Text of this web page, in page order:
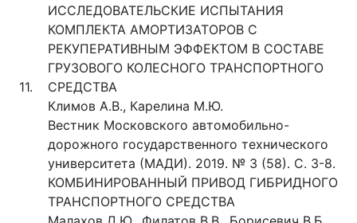
11.
ИССЛЕДОВАТЕЛЬСКИЕ ИСПЫТАНИЯ
КОМПЛЕКТА АМОРТИЗАТОРОВ С
РЕКУПЕРАТИВНЫМ ЭФФЕКТОМ В СОСТАВЕ
ГРУЗОВОГО КОЛЕСНОГО ТРАНСПОРТНОГО
СРЕДСТВА
Климов А.В., Карелина М.Ю.
Вестник Московского автомобильно-
дорожного государственного технического
университета (МАДИ). 2019. № 3 (58). С. 3-8.
КОМБИНИРОВАННЫЙ ПРИВОД ГИБРИДНОГО
ТРАНСПОРТНОГО СРЕДСТВА